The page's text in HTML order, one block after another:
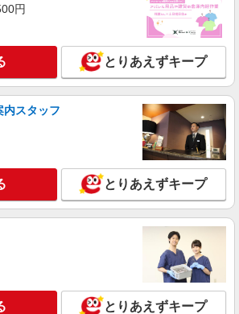
時給1250円交通費全額支給
詳細を見る
ス/お仕事No/0876672
大阪府豊中市
詳細を見る
ス/お仕事No/0865049
時給1500円交通費全額支給
円
とりあえずキープ
内スタッフ
とりあえずキープ
とりあえずキープ